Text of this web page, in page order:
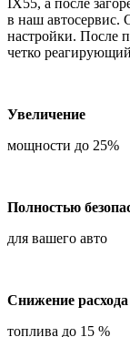
в наш автосервис.
настройки. После
четко
Увеличение
мощности до 25%
Полностью
для вашего авто
Снижение расхода
топлива до 15 %